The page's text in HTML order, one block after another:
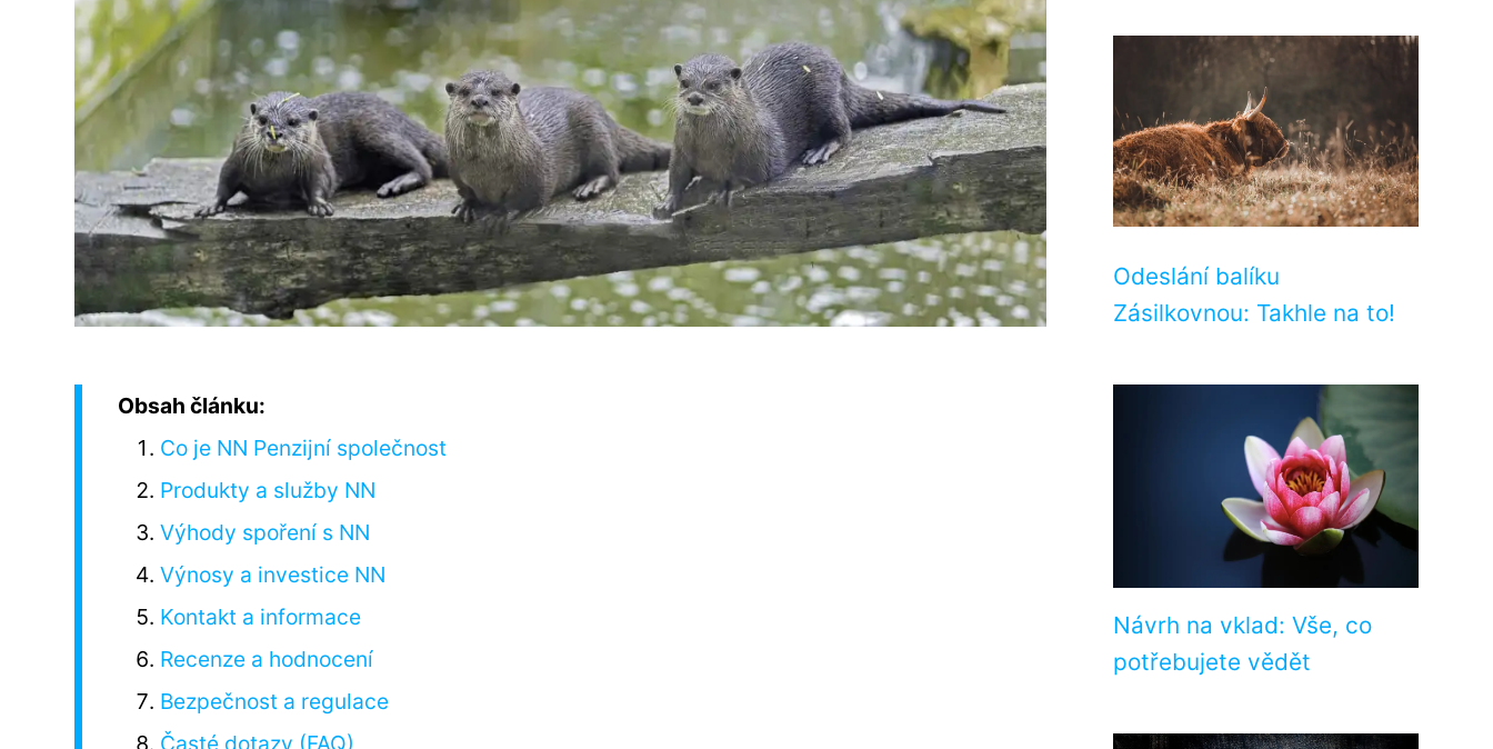
Obsah článku:
Co je NN Penzijní společnost
Produkty a služby NN
Výhody spoření s NN
Výnosy a investice NN
Kontakt a informace
Recenze a hodnocení
Bezpečnost a regulace
Odeslání balíku
Zásilkovnou: Takhle na to!
Návrh na vklad: Vše, co
potřebujete vědět